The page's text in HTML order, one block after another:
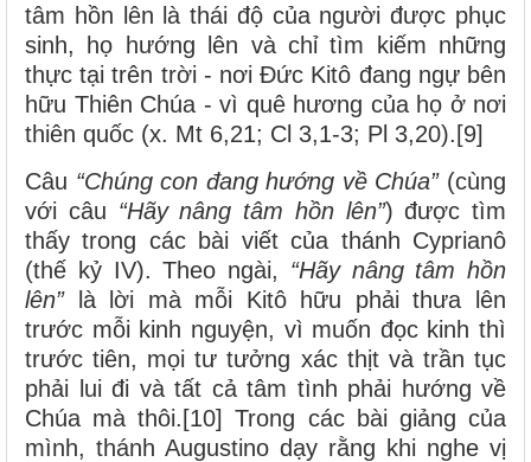
tâm hồn lên là thái độ của người được phục
sinh, họ hướng lên và chỉ tìm kiếm những
thực tại trên trời - nơi Đức Kitô đang ngự bên
hữu Thiên Chúa - vì quê hương của họ ở nơi
thiên quốc (x. Mt 6,21; Cl 3,1-3; Pl 3,20).[9]
Câu “Chúng con đang hướng về Chúa”(cùng
với câu “Hãy nâng tâm hồn lên”) được tìm
thấy trong các bài viết của thánh Cyprianô
(thế kỷ IV). Theo ngài, “Hãy nâng tâm hồn
lên”là lời mà mỗi Kitô hữu phải thưa lên
trước mỗi kinh nguyện, vì muốn đọc kinh thì
trước tiên, mọi tư tưởng xác thịt và trần tục
phải lui đi và tất cả tâm tình phải hướng về
Chúa mà thôi.[10] Trong các bài giảng của
mình, thánh Augustino dạy rằng khi nghe vị